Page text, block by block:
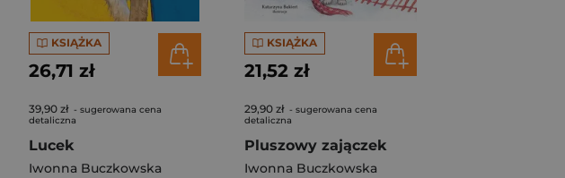
KSIĄŻKA
26,71 zł
39,90 zł - sugerowana cena
detaliczna
Lucek
Iwonna Buczkowska
KSIĄŻKA
21,52 zł
29,90 zł - sugerowana cena
detaliczna
Pluszowy zajączek
Iwonna Buczkowska